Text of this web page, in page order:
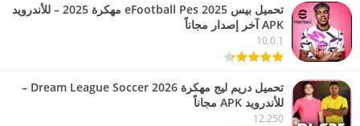
تحميل بيس eFootball Pes 2025 مهكرة 2025 – للأندرويد
APK آخر إصدار مجاناً
10.0.1
تحميل دريم ليج مهكرة 2026 Dream League Soccer –
للأندرويد APK مجاناً
12.250